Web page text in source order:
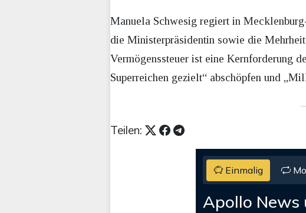
Manuela Schwesig regiert in
die Ministerpräsidentin sowie die
Vermögenssteuer ist eine Kernforderung
Superreichen gezielt“ abschöpfen und
Teilen:
Einmalig
Apollo